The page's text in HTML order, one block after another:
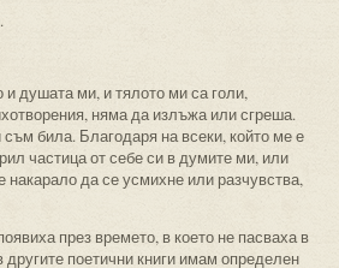
душата ми, и тялото ми са голи,
няма да излъжа или сгреша.
съм била. Благодаря на всеки, който ме е
частица от себе си в думите ми, или
накарало да се усмихне или разчувства,
през времето, в което не пасваха в
поетични книги имам определен